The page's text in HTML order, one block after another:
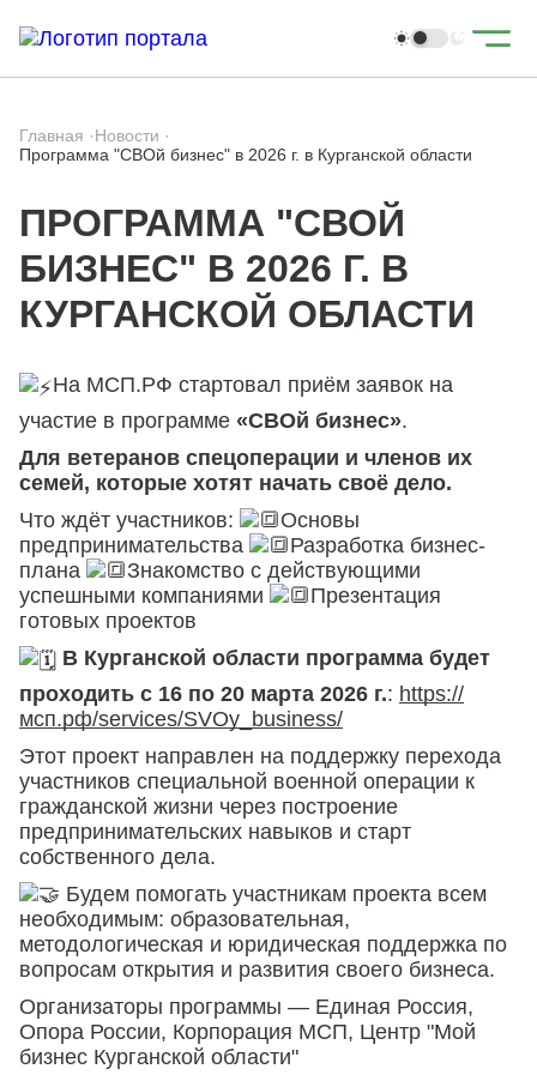
Главная ·Новости ·
Программа "СВОй бизнес" в 2026 г. в Курганской области
ПРОГРАММА "СВОЙ
БИЗНЕС" В 2026 Г. В
КУРГАНСКОЙ ОБЛАСТИ
На МСП.РФ стартовал приём заявок на
участие в программе «СВОй бизнес».
Для ветеранов спецоперации и членов их
семей, которые хотят начать своё дело.
Что ждёт участников:
Основы
предпринимательства
Разработка бизнес-
плана
Знакомство с действующими
успешными компаниями
Презентация
готовых проектов
В Курганской области программа будет
проходить с 16 по 20 марта 2026 г.: https://
мсп.рф/services/SVOy_business/
Этот проект направлен на поддержку перехода
участников специальной военной операции к
гражданской жизни через построение
предпринимательских навыков и старт
собственного дела.
Будем помогать участникам проекта всем
необходимым: образовательная,
методологическая и юридическая поддержка по
вопросам открытия и развития своего бизнеса.
Организаторы программы — Единая Россия,
Опора России, Корпорация МСП, Центр "Мой
бизнес Курганской области"